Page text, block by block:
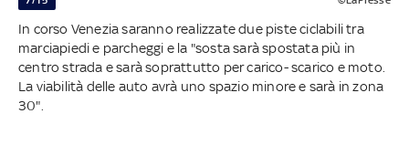
In corso Venezia saranno realizzate due piste ciclabili tra
marciapiedi e parcheggi e la "sosta sarà spostata più in
centro strada e sarà soprattutto per carico- scarico e moto.
La viabilità delle auto avrà uno spazio minore e sarà in zona
30".